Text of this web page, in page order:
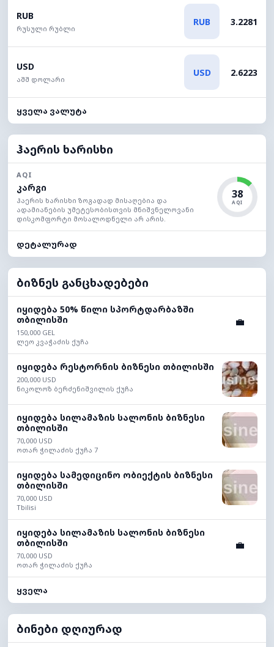
RUB
რუსული რუბლი
RUB 3.2281
USD
აშშ დოლარი
USD 2.6223
ყველა ვალუტა
ჰაერის ხარისხი
AQI
კარგი
ჰაერის ხარისხი ზოგადად მისაღებია და
ადამიანების უმეტესობისთვის მნიშვნელოვანი
დისკომფორტი მოსალოდნელი არ არის.
38
AQI
დეტალურად
ბიზნეს განცხადებები
იყიდება 50% წილი სპორტდარბაზში
თბილისში
150,000 GEL
ლეო კვაჭაძის ქუჩა
💼
იყიდება რესტორნის ბიზნესი თბილისში
200,000 USD
ნიკოლოზ ბერძენიშვილის ქუჩა
იყიდება სილამაზის სალონის ბიზნესი
თბილისში
70,000 USD
ოთარ ჭილაძის ქუჩა 7
იყიდება სამედიცინო ობიექტის ბიზნესი
თბილისში
70,000 USD
Tbilisi
იყიდება სილამაზის სალონის ბიზნესი
თბილისში
70,000 USD
ოთარ ჭილაძის ქუჩა
💼
ყველა
ბინები დღიურად